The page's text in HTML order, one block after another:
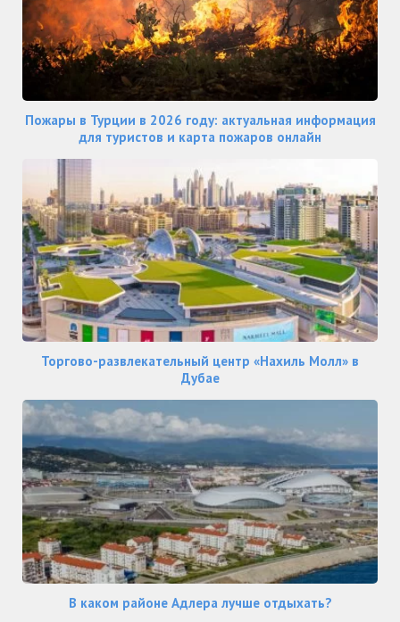
Пожары в Турции в 2026 году: актуальная информация
для туристов и карта пожаров онлайн
Торгово-развлекательный центр «Нахиль Молл» в
Дубае
В каком районе Адлера лучше отдыхать?